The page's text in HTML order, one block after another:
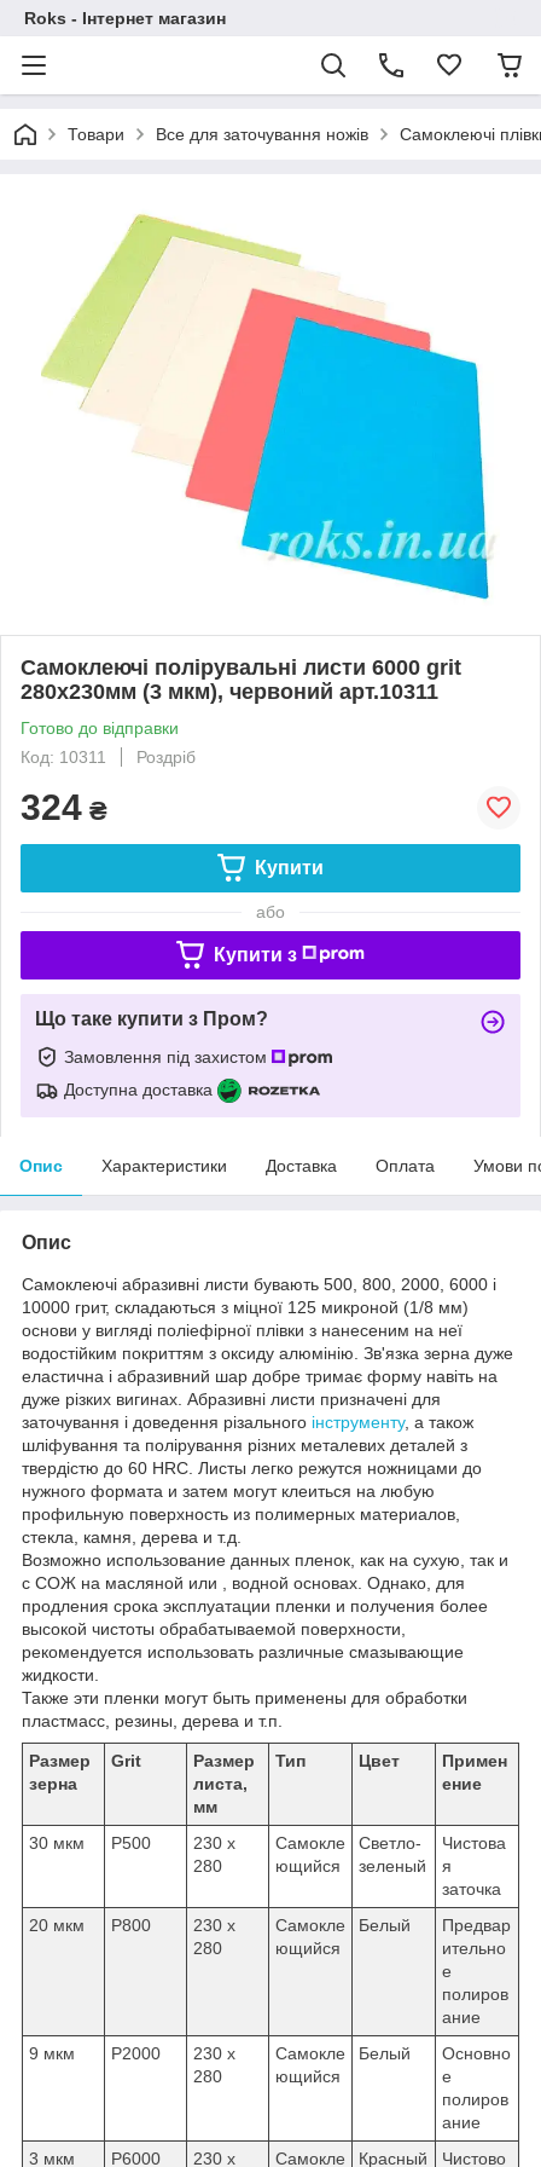
Roks - Інтернет магазин
Товари Все для заточування ножів Самоклеючі
Самоклеючі полірувальні листи 6000 grit
280х230мм (3 мкм), червоний арт.10311
Готово до відправки
Код: 10311
Роздріб
324 ₴
Купити
або
Купити з
Що таке купити з Пром?
Замовлення під захистом
Доступна доставка
Опис Характеристики Доставка Оплата Умови
Опис
Самоклеючі абразивні листи бувають 500, 800, 2000, 6000 і
10000 грит, складаються з міцної 125 микроной (1/8 мм)
основи у вигляді поліефірної плівки з нанесеним на неї
водостійким покриттям з оксиду алюмінію. Зв'язка зерна дуже
еластична і абразивний шар добре тримає форму навіть на
дуже різких вигинах. Абразивні листи призначені для
заточування і доведення різального інструменту, а також
шліфування та полірування різних металевих деталей з
твердістю до 60 HRC. Листы легко режутся ножницами до
нужного формата и затем могут клеиться на любую
профильную поверхность из полимерных материалов,
стекла, камня, дерева и т.д.
Возможно использование данных пленок, как на сухую, так и
с СОЖ на масляной или , водной основах. Однако, для
продления срока эксплуатации пленки и получения более
высокой чистоты обрабатываемой поверхности,
рекомендуется использовать различные смазывающие
жидкости.
Также эти пленки могут быть применены для обработки
пластмасс, резины, дерева и т.п.
Размер
зерна
Grit
Размер
листа,
мм
Тип Цвет
Примен
ение
30 мкм P500
230 x
280
Самокле
ющийся
Светло-
зеленый
Чистова
я
заточка
20 мкм
P800
230 x
280
Самокле
ющийся
Белый
Предвар
ительно
е
полиров
ание
9 мкм
P2000
230 x
280
Самокле
ющийся
Белый
Основно
е
полиров
ание
3 мкм
P6000 230 x Самокле Красный Чистово